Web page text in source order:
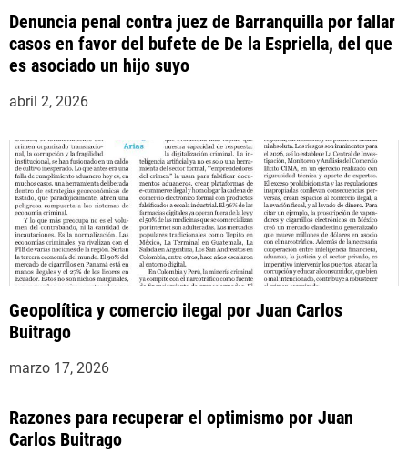
Denuncia penal contra juez de Barranquilla por fallar
casos en favor del bufete de De la Espriella, del que
es asociado un hijo suyo
abril 2, 2026
Geopolítica y comercio ilegal por Juan Carlos
Buitrago
marzo 17, 2026
Razones para recuperar el optimismo por Juan
Carlos Buitrago